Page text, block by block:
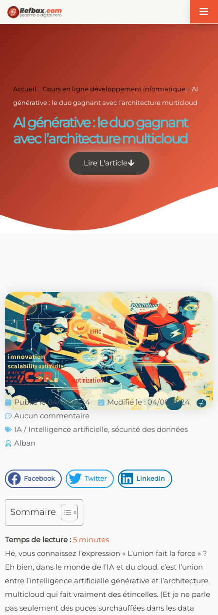
Accueil >Cours en ligne développement informatique >AI
générative : le duo gagnant avec l’architecture multicloud
AI générative : le duo gagnant
avec l’architecture multicloud
Lire L'article
Publié le 04/06/2024
Modifié le : 04/06/2024
Aucun commentaire
IA / Intelligence artificielle, sécurité des données
Alban
Facebook Twitter LinkedIn
Sommaire
Temps de lecture : 5 minutes
Hé, vous connaissez l’expression « L’union fait la force » ?
Eh bien, dans le monde de l’IA et du cloud, c’est l’union
entre l’intelligence artificielle générative et l’architecture
multicloud qui fait vraiment des étincelles. (Et je ne parle
pas seulement des puces surchauffées dans les data
Panneau de gestion des cookies